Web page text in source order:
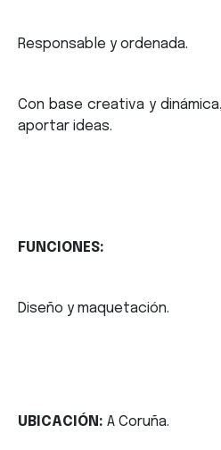
Responsable y ordenada​.
Con base creativa y
aportar ideas.
FUNCIONES:
Diseño y maquetación.
UBICACIÓN: A Coruña.